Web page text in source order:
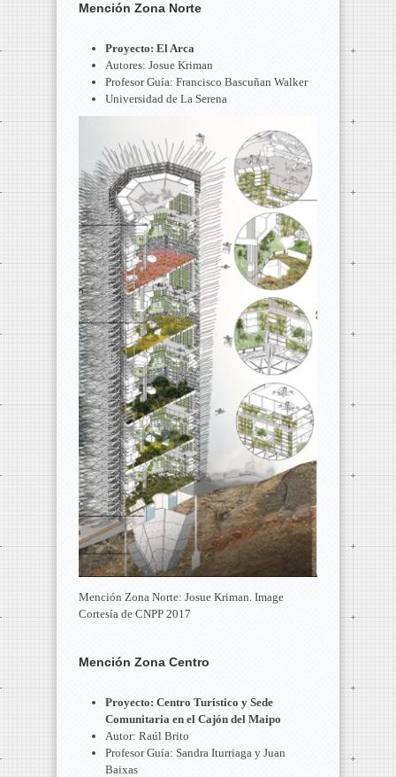
Mención Zona Norte
Proyecto: El Arca
Autores: Josue Kriman
Profesor Guía: Francisco Bascuñan Walker
Universidad de La Serena
Mención Zona Norte: Josue Kriman. Image
Cortesía de CNPP 2017
Mención Zona Centro
Proyecto: Centro Turístico y Sede
Comunitaria en el Cajón del Maipo
Autor: Raúl Brito
Profesor Guía: Sandra Iturriaga y Juan
Baixas